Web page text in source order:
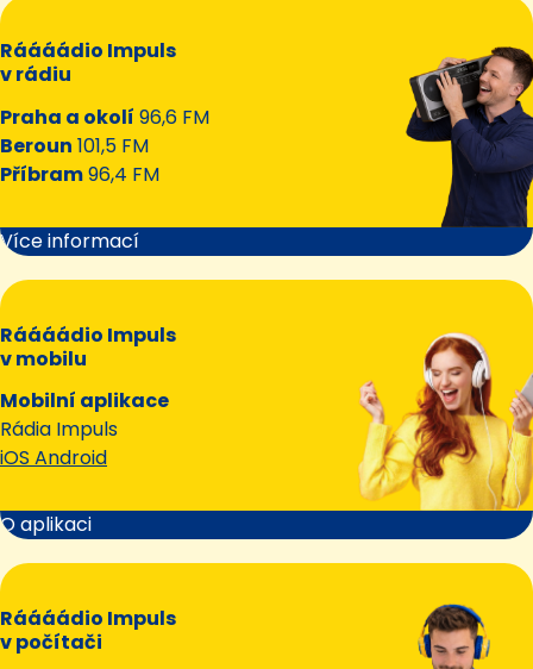
Ráááádio Impuls
v rádiu
Praha a okolí 96,6 FM
Beroun 101,5 FM
Příbram96,4 FM
Více informací
Ráááádio Impuls
v mobilu
Mobilní aplikace
Rádia Impuls
iOS Android
O aplikaci
Ráááádio Impuls
v počítači